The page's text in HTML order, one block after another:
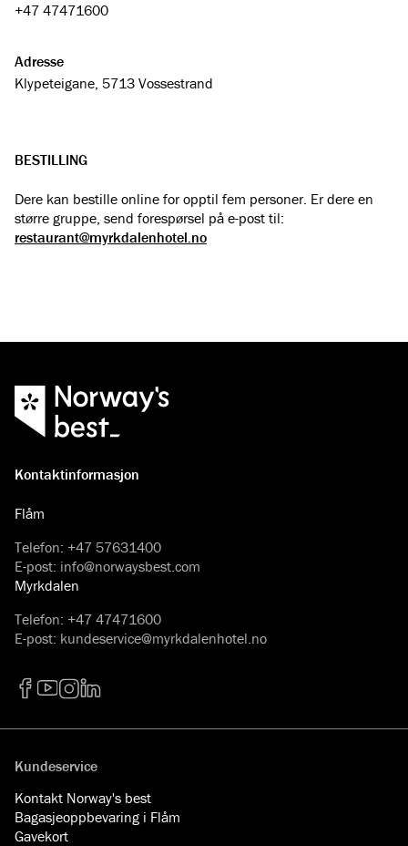
+47 47471600
Adresse
Klypeteigane, 5713 Vossestrand
BESTILLING
Dere kan bestille online for opptil fem personer. Er dere en
større gruppe, send forespørsel på e-post til:
restaurant@myrkdalenhotel.no
Kontaktinformasjon
Flåm
Telefon: +47 57631400
E-post: info@norwaysbest.com
Myrkdalen
Telefon: +47 47471600
E-post: kundeservice@myrkdalenhotel.no
Kundeservice
Kontakt Norway's best
Bagasjeoppbevaring i Flåm
Gavekort